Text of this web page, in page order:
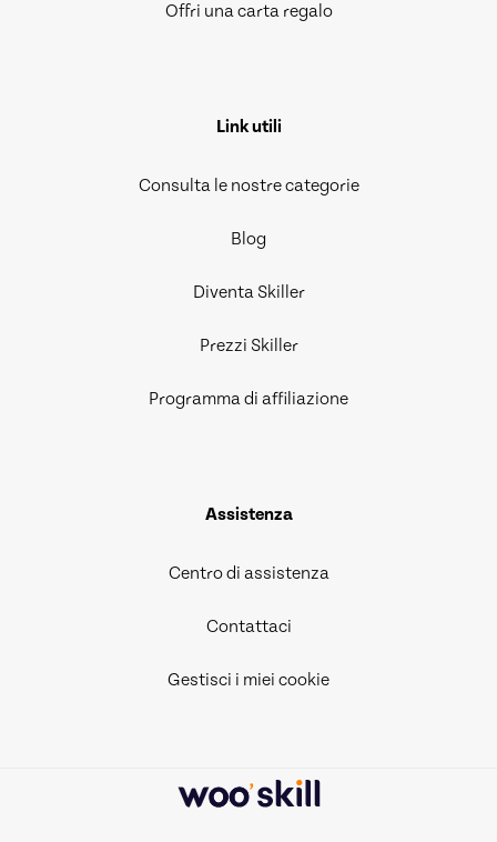
Offri una carta regalo
Link utili
Consulta le nostre categorie
Blog
Diventa Skiller
Prezzi Skiller
Programma di affiliazione
Assistenza
Centro di assistenza
Contattaci
Gestisci i miei cookie